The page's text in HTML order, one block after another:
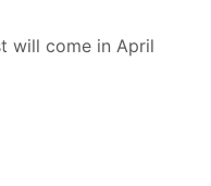
will come in April